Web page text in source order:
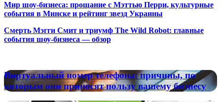
Мир шоу-бизнеса: прощание с Мэттью Перри, культурные
события в Минске и рейтинг звезд Украины
Смерть Мэгги Смит и триумф The Wild Robot: главные
события шоу-бизнеса — обзор
Виртуальный
номер
телефона:
причины,
Виртуальный номер телефона: причины, по
которым они приносят пользу вашему бизнесу